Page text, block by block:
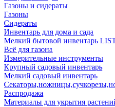
Газоны и сидераты
Газоны
Сидераты
Инвентарь для дома и сада
Мелкий бытовой инвентарь
Всё для газона
Измерительные инструменты
Крупный садовый инвентарь
Мелкий садовый инвентарь
Распродажа
Материалы для укрытия